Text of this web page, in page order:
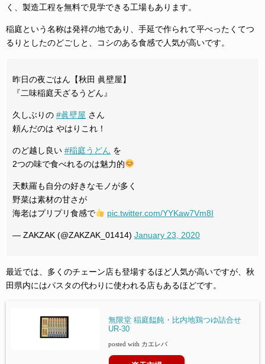
く、製造工程を無料で見学できる工場もあります。
稲庭という名称は発祥の地であり、手延で作られて平べったくてつ
るりとしたのどごしと、コシのある食感で人気が高いです。
昨日の夜ごはん【秋田 眞壁屋】
『二味稲庭天ざるうどん』
久しぶりの #眞壁屋 さん
頼んだのは やはりこれ！
のど越し良い #稲庭うどん を
2つの味で食べれるのは魅力的
天麩羅も自分の好きなモノが多く
野菜は素材の甘さが
海老はプリプリ食感で
pic.twitter.com/YYKaw7Vm8I
— ZAKZAK (@ZAKZAK_01414) January 23, 2020
最近では、多くのチェーン店も登場するほど人気が高いですが、秋
田県内にはパスタの代わりに使われる店もあるほどです。
無限堂 稲庭饂飩・比内地鶏つゆ詰合せ
UR-30
posted with カエレバ